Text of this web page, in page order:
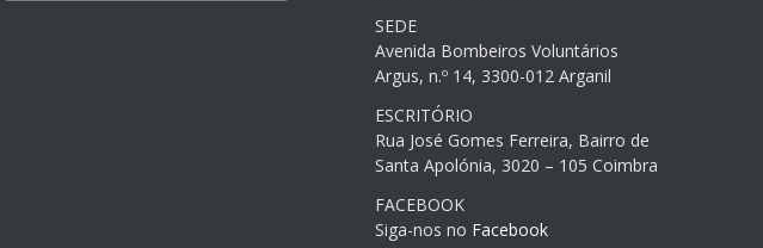
SEDE
Avenida Bombeiros Voluntários
Argus, n.º 14, 3300-012 Arganil
ESCRITÓRIO
Rua José Gomes Ferreira, Bairro de
Santa Apolónia, 3020 – 105 Coimbra
FACEBOOK
Siga-nos no Facebook